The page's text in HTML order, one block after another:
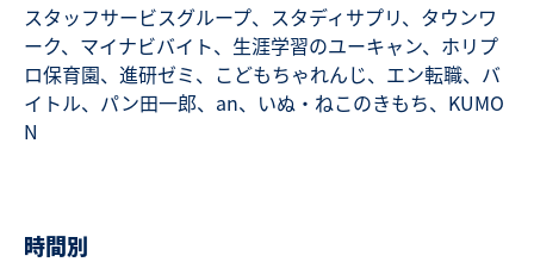
スタッフサービスグループ、スタディサプリ、タウンワ
ーク、マイナビバイト、生涯学習のユーキャン、ホリプ
ロ保育園、進研ゼミ、こどもちゃれんじ、エン転職、バ
イトル、パン田一郎、an、いぬ・ねこのきもち、KUMO
N
時間別